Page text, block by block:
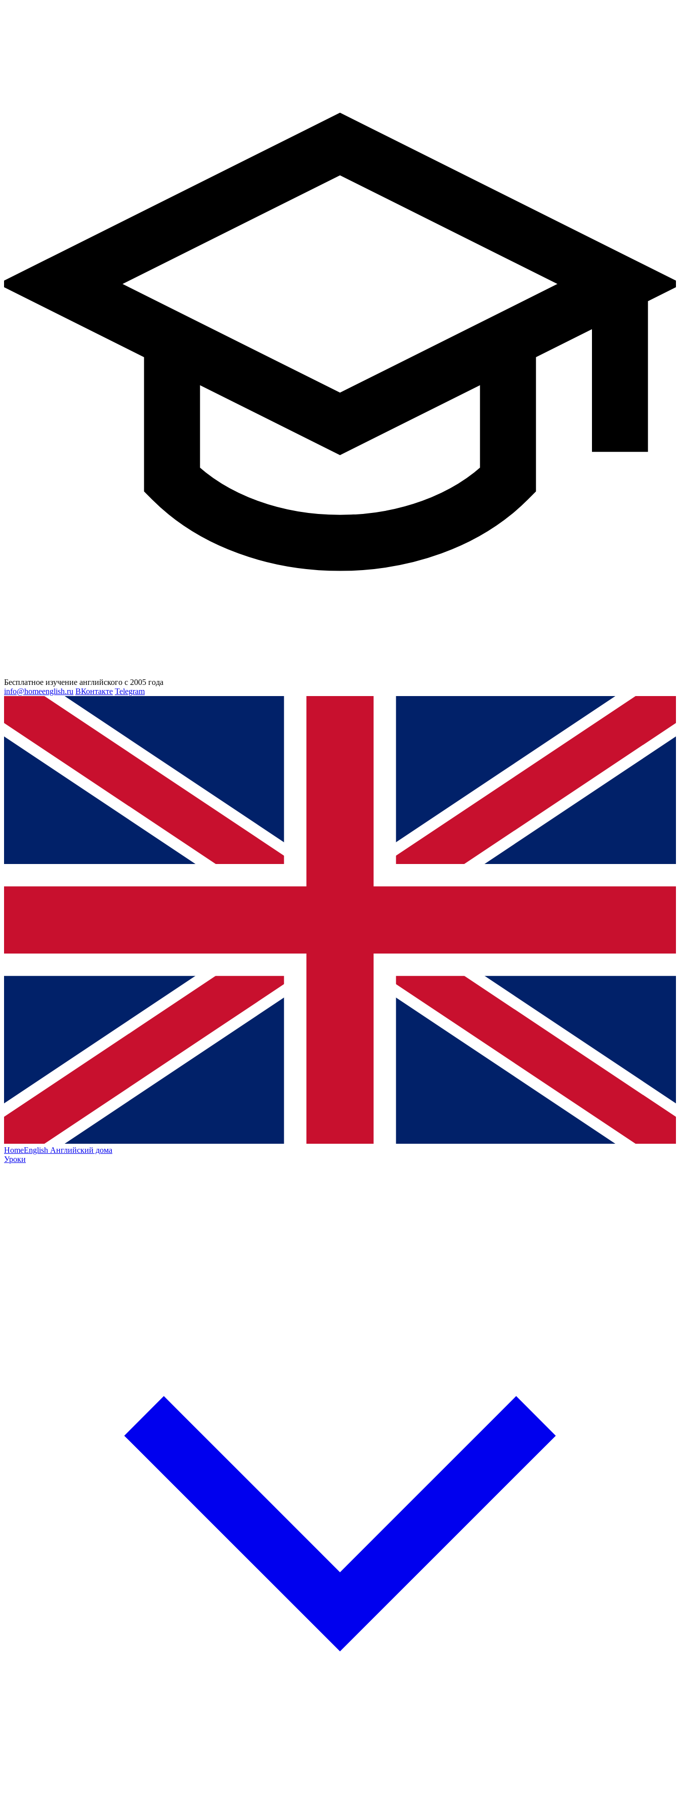
Бесплатное изучение английского с 2005 года
info@homeenglish.ru ВКонтакте Telegram
HomeEnglish Английский дома
Уроки